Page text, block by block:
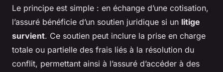
Le principe est simple : en échange d’une cotisation,
l’assuré bénéficie d’un soutien juridique si un litige
survient. Ce soutien peut inclure la prise en charge
totale ou partielle des frais liés à la résolution du
conflit, permettant ainsi à l’assuré d’accéder à des